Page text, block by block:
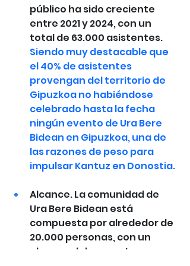
público ha sido creciente
entre 2021 y 2024, con un
total de 63.000 asistentes.
Siendo muy destacable que
el 40% de asistentes
provengan del territorio de
Gipuzkoa no habiéndose
celebrado hasta la fecha
ningún evento de Ura Bere
Bidean en Gipuzkoa, una de
las razones de peso para
impulsar Kantuz en Donostia.
Alcance. La comunidad de
Ura Bere Bidean está
compuesta por alrededor de
20.000 personas, con un
alcance del proyecto que